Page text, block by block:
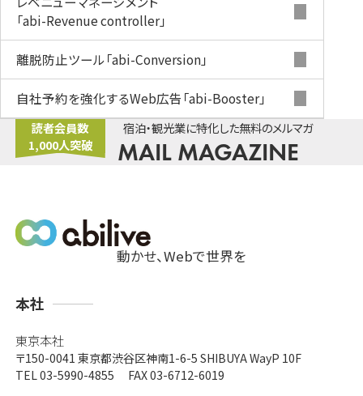
「abi-Revenue controller」
離脱防止ツール「abi-Conversion」
自社予約を強化するWeb広告 「abi-Booster」
宿泊・観光業に特化した無料のメルマガ
MAIL MAGAZINE
読者会員数
1,000人突破
動かせ、Webで世界を
支
本社
東京本社
〒150-0041 東京都渋谷区神南1-6-5 SHIBUYA WayP 10F
TEL 03-5990-4855 FAX 03-6712-6019